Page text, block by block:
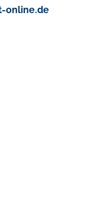
online.de